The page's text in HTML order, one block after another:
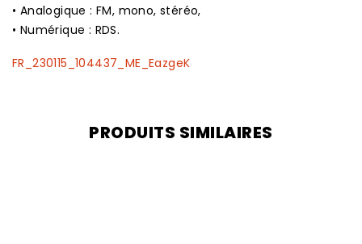
• Analogique : FM, mono, stéréo,
• Numérique : RDS.
FR_230115_104437_ME_EazgeK
PRODUITS SIMILAIRES